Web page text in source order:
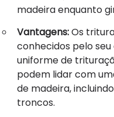
madeira enquanto
Vantagens:Os
conhecidos pelo
uniforme de
podem lidar com
de madeira,
troncos.